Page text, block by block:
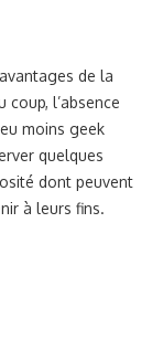
de la
coup, l’absence
moins geek
quelques
dont peuvent
à leurs fins.